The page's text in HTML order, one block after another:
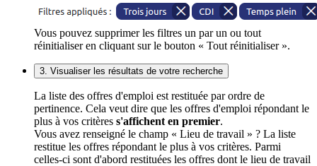
Vous pouvez supprimer les filtres un par un ou tout
réinitialiser en cliquant sur le bouton « Tout réinitialiser ».
3. Visualiser les résultats de votre recherche
La liste des offres d'emploi est restituée par ordre de
pertinence. Cela veut dire que les offres d'emploi répondant le
plus à vos critères s'affichent en premier.
Vous avez renseigné le champ « Lieu de travail » ? La liste
restitue les offres répondant le plus à vos critères. Parmi
celles-ci sont d'abord restituées les offres dont le lieu de travail